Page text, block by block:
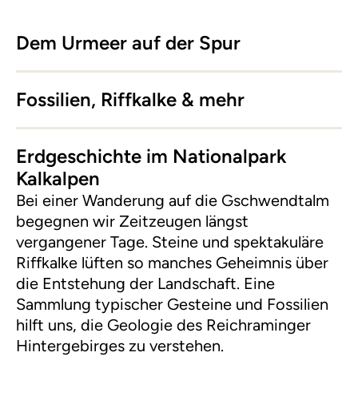
Dem Urmeer auf der Spur
Fossilien, Riffkalke & mehr
Erdgeschichte im Nationalpark
Kalkalpen
Bei einer Wanderung auf die Gschwendtalm
begegnen wir Zeitzeugen längst
vergangener Tage. Steine und spektakuläre
Riffkalke lüften so manches Geheimnis über
die Entstehung der Landschaft. Eine
Sammlung typischer Gesteine und Fossilien
hilft uns, die Geologie des Reichraminger
Hintergebirges zu verstehen.